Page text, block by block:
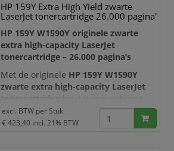
Enterprise printers en multifunctionals
en is ideaal voor zakelijke
printomgevingen waar continuïteit,
beveiliging en
HP 159Y Extra High Yield zwarte
LaserJet tonercartridge 26.000 pagina'
HP 159Y W1590Y originele zwarte
extra high-capacity LaserJet
tonercartridge – 26.000 pagina’s
Met de originele HP 159Y W1590Y
zwarte extra high-capacity LaserJet
tonercartridge
zwart-witafdrukken, betrouwbare
printerprestaties en een zeer hoge
excl. BTW per Stuk
€ 423,40 incl. 21% BTW